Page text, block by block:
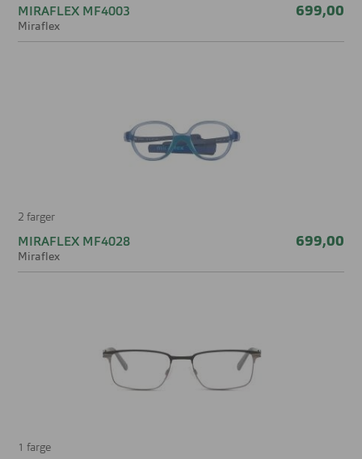
MIRAFLEX MF4003
Miraflex
699,00
2 farger
MIRAFLEX MF4028
Miraflex
699,00
1 farge